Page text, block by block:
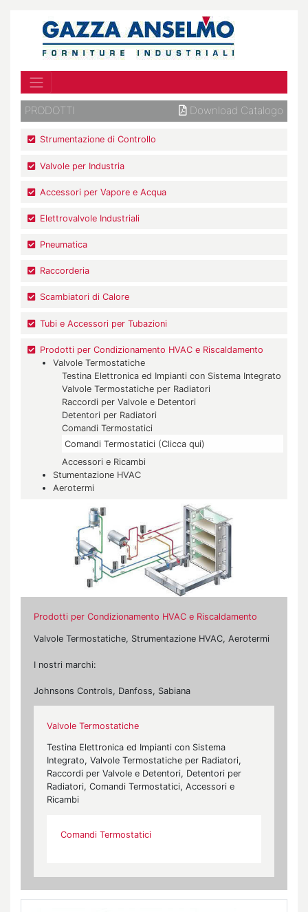
PRODOTTI Download Catalogo
Strumentazione di Controllo
Valvole per Industria
Accessori per Vapore e Acqua
Elettrovalvole Industriali
Pneumatica
Raccorderia
Scambiatori di Calore
Tubi e Accessori per Tubazioni
Prodotti per Condizionamento HVAC e Riscaldamento
Valvole Termostatiche
Testina Elettronica ed Impianti con Sistema Integrato
Valvole Termostatiche per Radiatori
Raccordi per Valvole e Detentori
Detentori per Radiatori
Comandi Termostatici
Comandi Termostatici (Clicca qui)
Accessori e Ricambi
Stumentazione HVAC
Aerotermi
Prodotti per Condizionamento HVAC e Riscaldamento
Valvole Termostatiche, Strumentazione HVAC, Aerotermi
I nostri marchi:
Johnsons Controls, Danfoss, Sabiana
Valvole Termostatiche
Testina Elettronica ed Impianti con Sistema
Integrato, Valvole Termostatiche per Radiatori,
Raccordi per Valvole e Detentori, Detentori per
Radiatori, Comandi Termostatici, Accessori e
Ricambi
Comandi Termostatici